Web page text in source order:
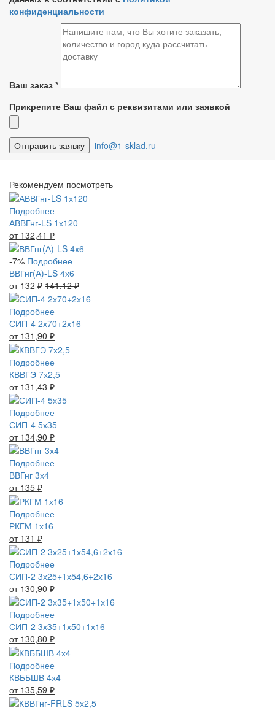
конфиденциальности
Ваш заказ *
Прикрепите Ваш файл с реквизитами или заявкой
info@1-sklad.ru
Рекомендуем посмотреть
Подробнее
АВВГнг-LS 1х120
от 132,41 ₽
-7% Подробнее
ВВГнг(А)-LS 4х6
от 132 ₽ 141,12₽
Подробнее
СИП-4 2х70+2х16
от 131,90 ₽
Подробнее
КВВГЭ 7х2,5
от 131,43 ₽
Подробнее
СИП-4 5х35
от 134,90 ₽
Подробнее
ВВГнг 3х4
от 135 ₽
Подробнее
РКГМ 1х16
от 131 ₽
Подробнее
СИП-2 3х25+1х54,6+2х16
от 130,90 ₽
Подробнее
СИП-2 3х35+1х50+1х16
от 130,80 ₽
Подробнее
КВББШВ 4х4
от 135,59 ₽